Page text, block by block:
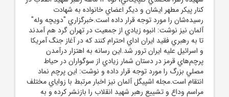
کنار پيکر مطهر ايشان و ديگر اعضاي خانواده به شهادت
رسيده‌شان را مورد توجه قرار داده است.خبرگزاري "دويچه وله"
آلمان نيز نوشت: انبوه زيادي از جمعيت در تهران گرد هم آمدند
تا به رهبري فقيد ايران اداي احترام کنند که در آغاز جنگ آمريکا
و اسرائيل عليه ايران ترور شد.اين رسانه به اهتزار درآمدن
پرچم‌هاي قرمز در دستان شمار زيادي از سوگواران در حياط
مصلي بزرگ را مورد توجه قرار داده و نوشت: اين پرچم نماد
انتقام است.مجله اشپيگل آلمان نيز اخبار مرتبط با زواياي مختلف
مراسم وداع و تشييع رهبر شهيد انقلاب را بازنشر کرده و به